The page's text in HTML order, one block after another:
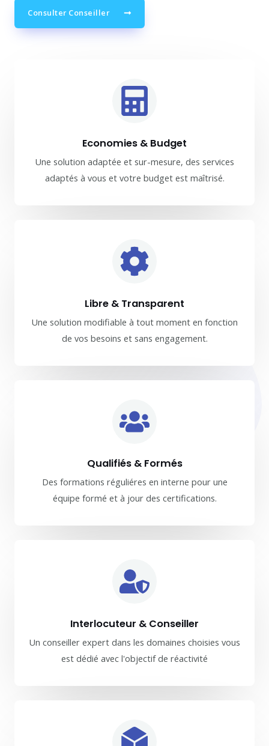
Consulter Conseiller
Economies & Budget
Une solution adaptée et sur-mesure, des services
adaptés à vous et votre budget est maîtrisé.
Libre & Transparent
Une solution modifiable à tout moment en fonction
de vos besoins et sans engagement.
Qualifiés & Formés
Des formations réguliéres en interne pour une
équipe formé et à jour des certifications.
Interlocuteur & Conseiller
Un conseiller expert dans les domaines choisies vous
est dédié avec l'objectif de réactivité